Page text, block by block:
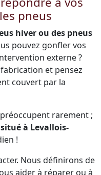
pneus
hiver ou des pneus
pouvez gonfler vos
externe ?
et pensez
couvert par la
rarement ;
à Levallois-
!
Nous définirons de
aider à réparer ou à